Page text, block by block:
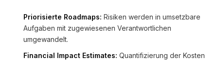
Priorisierte Roadmaps: Risiken werden in umsetzbare
Aufgaben mit zugewiesenen Verantwortlichen
umgewandelt.
Financial Impact Estimates: Quantifizierung der Kosten